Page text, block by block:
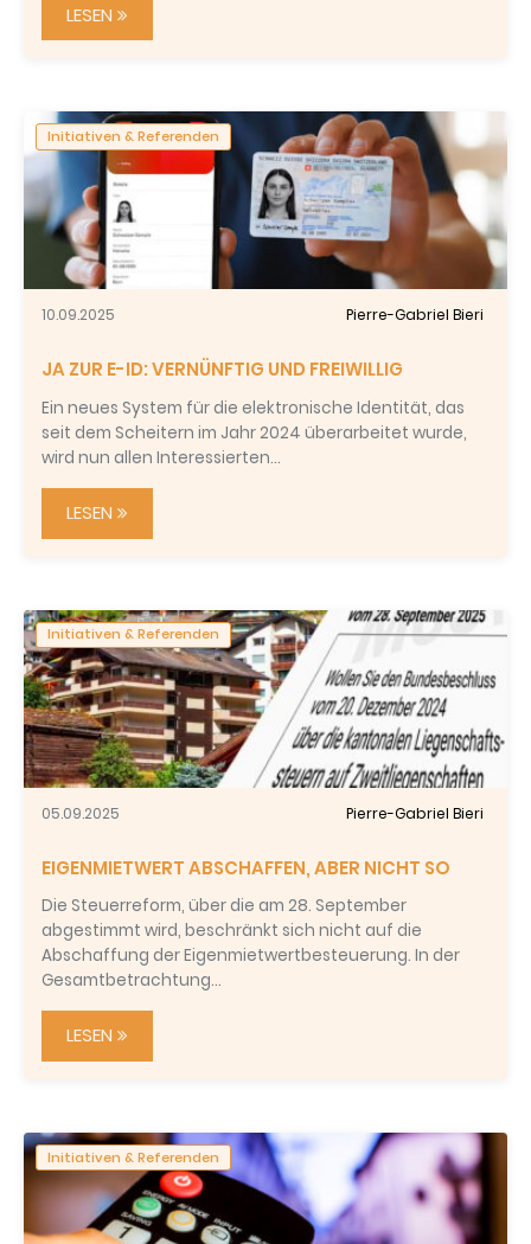
LESEN
Initiativen & Referenden
10.09.2025 Pierre-Gabriel Bieri
JA ZUR E-ID: VERNÜNFTIG UND FREIWILLIG
Ein neues System für die elektronische Identität, das
seit dem Scheitern im Jahr 2024 überarbeitet wurde,
wird nun allen Interessierten…
LESEN
Initiativen & Referenden
05.09.2025 Pierre-Gabriel Bieri
EIGENMIETWERT ABSCHAFFEN, ABER NICHT SO
Die Steuerreform, über die am 28. September
abgestimmt wird, beschränkt sich nicht auf die
Abschaffung der Eigenmietwertbesteuerung. In der
Gesamtbetrachtung…
LESEN
Initiativen & Referenden